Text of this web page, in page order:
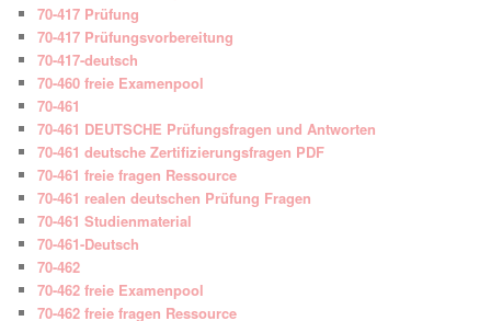
70-417 Prüfung
70-417 Prüfungsvorbereitung
70-417-deutsch
70-460 freie Examenpool
70-461
70-461 DEUTSCHE Prüfungsfragen und Antworten
70-461 deutsche Zertifizierungsfragen PDF
70-461 freie fragen Ressource
70-461 realen deutschen Prüfung Fragen
70-461 Studienmaterial
70-461-Deutsch
70-462
70-462 freie Examenpool
70-462 freie fragen Ressource